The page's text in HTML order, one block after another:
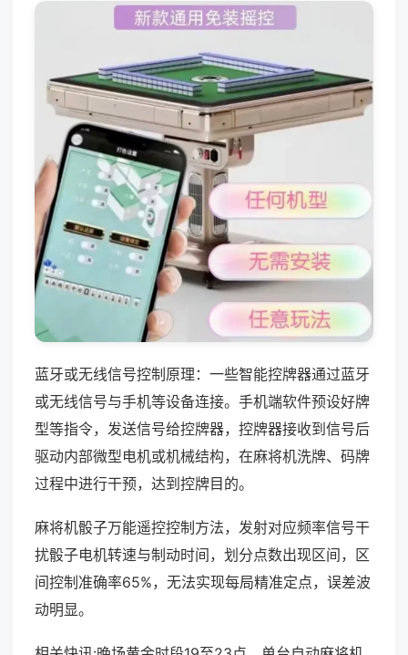
蓝牙或无线信号控制原理：一些智能控牌器通过蓝牙
或无线信号与手机等设备连接。手机端软件预设好牌
型等指令，发送信号给控牌器，控牌器接收到信号后
驱动内部微型电机或机械结构，在麻将机洗牌、码牌
过程中进行干预，达到控牌目的。
麻将机骰子万能遥控控制方法，发射对应频率信号干
扰骰子电机转速与制动时间，划分点数出现区间，区
间控制准确率65%，无法实现每局精准定点，误差波
动明显。